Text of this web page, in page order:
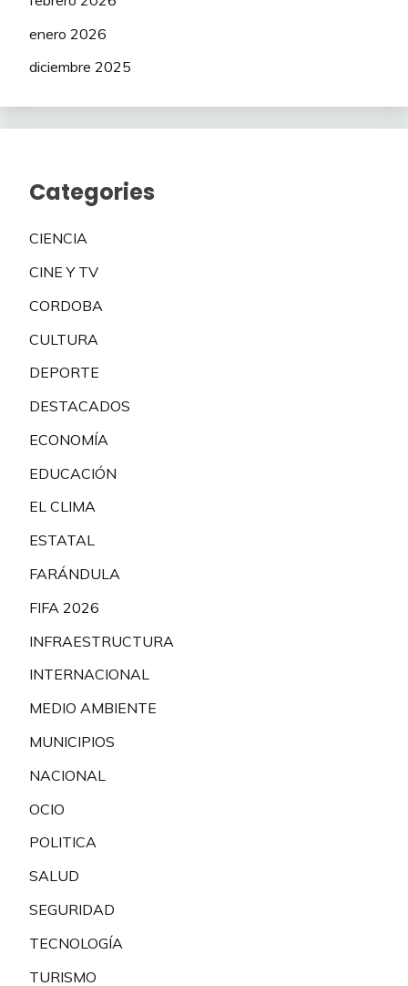
enero 2026
diciembre 2025
Categories
CIENCIA
CINE Y TV
CORDOBA
CULTURA
DEPORTE
DESTACADOS
ECONOMÍA
EDUCACIÓN
EL CLIMA
ESTATAL
FARÁNDULA
FIFA 2026
INFRAESTRUCTURA
INTERNACIONAL
MEDIO AMBIENTE
MUNICIPIOS
NACIONAL
OCIO
POLITICA
SALUD
SEGURIDAD
TECNOLOGÍA
TURISMO